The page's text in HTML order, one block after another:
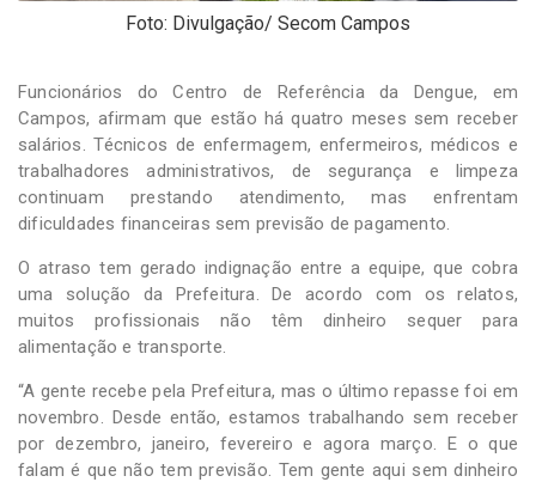
Foto: Divulgação/ Secom Campos
Funcionários do Centro de Referência da Dengue, em
Campos, afirmam que estão há quatro meses sem receber
salários. Técnicos de enfermagem, enfermeiros, médicos e
trabalhadores administrativos, de segurança e limpeza
continuam prestando atendimento, mas enfrentam
dificuldades financeiras sem previsão de pagamento.
O atraso tem gerado indignação entre a equipe, que cobra
uma solução da Prefeitura. De acordo com os relatos,
muitos profissionais não têm dinheiro sequer para
alimentação e transporte.
“A gente recebe pela Prefeitura, mas o último repasse foi em
novembro. Desde então, estamos trabalhando sem receber
por dezembro, janeiro, fevereiro e agora março. E o que
falam é que não tem previsão. Tem gente aqui sem dinheiro